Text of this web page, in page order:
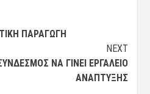
ΠΑΡΑΓΩΓΉ
NEXT
ΝΑ ΓΊΝΕΙ ΕΡΓΑΛΕΊΟ
ΑΝΆΠΤΥΞΗΣ